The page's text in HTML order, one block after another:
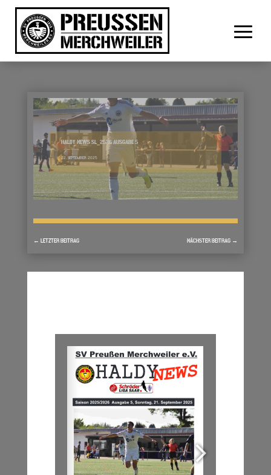
HALDY NEWS SL_2526 AUSGABE 5
22. SEPTEMBER 2025
← LETZTER BEITRAG NÄCHSTER BEITRAG →